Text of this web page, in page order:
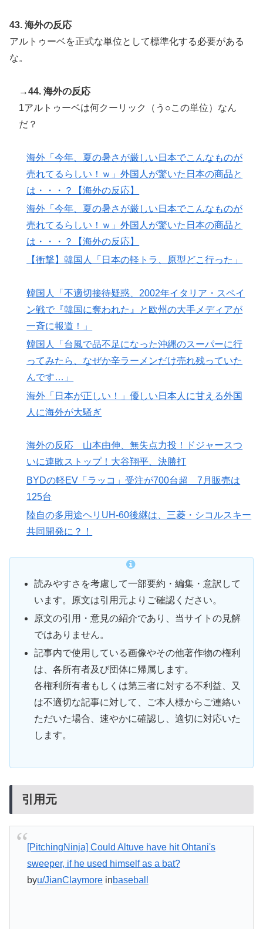
43. 海外の反応
アルトゥーベを正式な単位として標準化する必要がある
な。
→44. 海外の反応
1アルトゥーベは何クーリック（う○この単位）なん
だ？
海外「今年、夏の暑さが厳しい日本でこんなものが
売れてるらしい！ｗ」外国人が驚いた日本の商品と
は・・・？【海外の反応】
海外「今年、夏の暑さが厳しい日本でこんなものが
売れてるらしい！ｗ」外国人が驚いた日本の商品と
は・・・？【海外の反応】
【衝撃】韓国人「日本の軽トラ、原型どこ行った」
韓国人「不適切接待疑惑、2002年イタリア・スペイ
ン戦で『韓国に奪われた』と欧州の大手メディアが
一斉に報道！」
韓国人「台風で品不足になった沖縄のスーパーに行
ってみたら、なぜか辛ラーメンだけ売れ残っていた
んです…」
海外「日本が正しい！」優しい日本人に甘える外国
人に海外が大騒ぎ
海外の反応 山本由伸、無失点力投！ドジャースつ
いに連敗ストップ！大谷翔平、決勝打
BYDの軽EV「ラッコ」受注が700台超 7月販売は
125台
陸自の多用途ヘリUH-60後継は、三菱・シコルスキー
共同開発に？！
読みやすさを考慮して一部要約・編集・意訳して
います。原文は引用元よりご確認ください。
原文の引用・意見の紹介であり、当サイトの見解
ではありません。
記事内で使用している画像やその他著作物の権利
は、各所有者及び団体に帰属します。
各権利所有者もしくは第三者に対する不利益、又
は不適切な記事に対して、ご本人様からご連絡い
ただいた場合、速やかに確認し、適切に対応いた
します。
引用元
[PitchingNinja] Could Altuve have hit Ohtani's
sweeper, if he used himself as a bat?
byu/JianClaymoreinbaseball